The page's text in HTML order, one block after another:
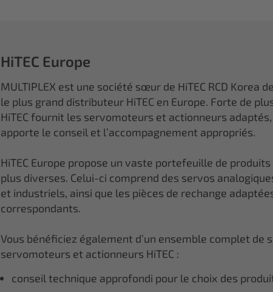
HiTEC Europe
MULTIPLEX est une société sœur de HiTEC RCD Korea
le plus grand distributeur HiTEC en Europe. Forte de
HiTEC fournit les servomoteurs et actionneurs adaptés,
apporte le conseil et l’accompagnement appropriés.
HiTEC Europe propose un vaste portefeuille de
plus diverses. Celui-ci comprend des servos
et industriels, ainsi que les pièces de rechange
correspondants.
Vous bénéficiez également d’un ensemble complet de
servomoteurs et actionneurs HiTEC :
conseil technique approfondi pour le choix des